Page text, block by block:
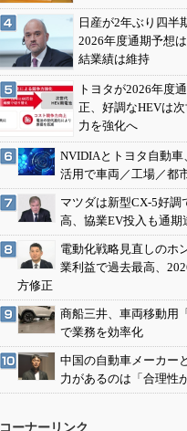
日産が2年ぶり四半
2026年度通期予想
結業績は維持
トヨタが2026年度
正、好調なHEVは
力を強化へ
NVIDIAとトヨタ自動
活用で車両／工場／都
マツダは新型CX-5好調
高、協業EV投入も通期
電動化戦略見直しのホ
業利益で過去最高、
方修正
商船三井、車両移動用
で業務を効率化
中国の自動車メーカー
力があるのは「合理性
コーナーリンク